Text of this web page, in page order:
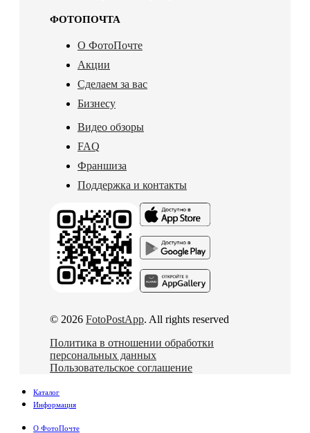
ФОТОПОЧТА
О ФотоПочте
Акции
Сделаем за вас
Бизнесу
Видео обзоры
FAQ
Франшиза
Поддержка и контакты
© 2026 FotoPostApp. All rights reserved
Политика в отношении обработки
персональных данных
Пользовательское соглашение
Каталог
Информация
О ФотоПочте